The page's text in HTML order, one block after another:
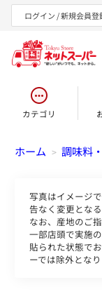
ログイン / 新規会員登
カテゴリ
ホーム > 調味料
写真はイメージ
告なく変更とな
なお、産地のご
一部店頭で実施
貼られた状態で
ーでは除外となり